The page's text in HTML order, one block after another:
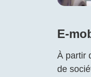
E-
À partir
de